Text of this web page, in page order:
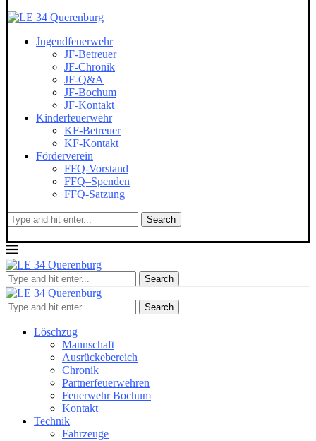
Jugendfeuerwehr
JF-Betreuer
JF-Chronik
JF-Q&A
JF-Bochum
JF-Kontakt
Kinderfeuerwehr
KF-Betreuer
KF-Kontakt
Förderverein
FFQ-Vorstand
FFQ–Spenden
FFQ-Satzung
Search
Search
Search
Löschzug
Mannschaft
Ausrückebereich
Chronik
Partnerfeuerwehren
Feuerwehr Bochum
Kontakt
Technik
Fahrzeuge